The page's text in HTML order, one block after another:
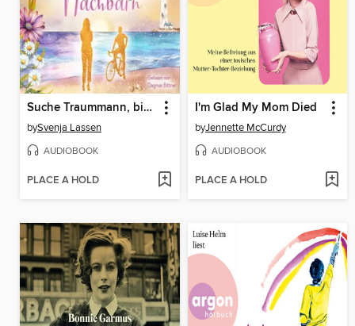
Suche Traummann, biete Nachbarn
bySvenja Lassen
AUDIOBOOK
PLACE A HOLD
I'm Glad My Mom Died
byJennette McCurdy
AUDIOBOOK
PLACE A HOLD